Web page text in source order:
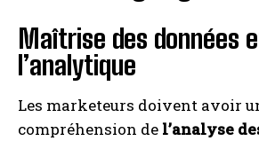
Maîtrise des données
l’analytique
Les marketeurs doivent avoir
compréhension de l’analyse